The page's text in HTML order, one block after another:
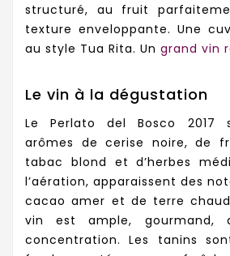
structuré, au fruit
texture enveloppante. Une
au style Tua Rita. Un grand vin
Le vin à la dégustation
Le Perlato del Bosco 2017
arômes de cerise noire, de
tabac blond et d’herbes
l’aération, apparaissent des
cacao amer et de terre
vin est ample, gourmand,
concentration. Les tanins